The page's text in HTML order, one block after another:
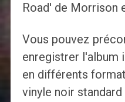
Road' de Morrison
Vous pouvez
enregistrer l'album
en différents
vinyle noir